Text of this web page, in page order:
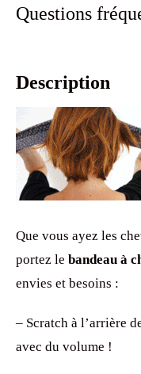
Questions
Description
Que vous ayez les
portez le bandeau à
envies et besoins :
– Scratch à l’arrière
avec du volume !